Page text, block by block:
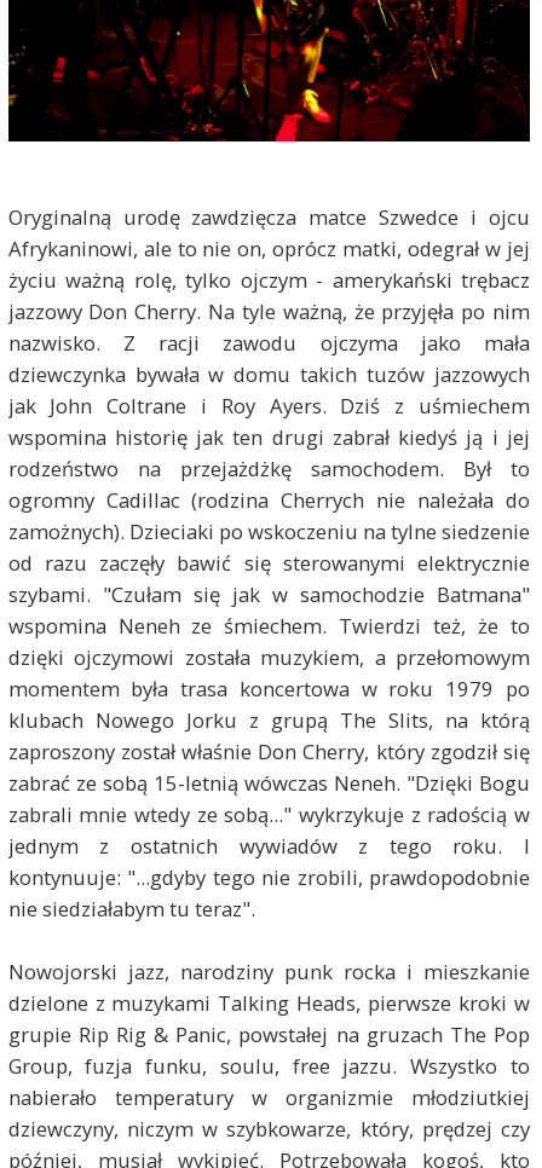
Oryginalną urodę zawdzięcza matce Szwedce i ojcu
Afrykaninowi, ale to nie on, oprócz matki, odegrał w jej
życiu ważną rolę, tylko ojczym - amerykański trębacz
jazzowy Don Cherry. Na tyle ważną, że przyjęła po nim
nazwisko. Z racji zawodu ojczyma jako mała
dziewczynka bywała w domu takich tuzów jazzowych
jak John Coltrane i Roy Ayers. Dziś z uśmiechem
wspomina historię jak ten drugi zabrał kiedyś ją i jej
rodzeństwo na przejażdżkę samochodem. Był to
ogromny Cadillac (rodzina Cherrych nie należała do
zamożnych). Dzieciaki po wskoczeniu na tylne siedzenie
od razu zaczęły bawić się sterowanymi elektrycznie
szybami. "Czułam się jak w samochodzie Batmana"
wspomina Neneh ze śmiechem. Twierdzi też, że to
dzięki ojczymowi została muzykiem, a przełomowym
momentem była trasa koncertowa w roku 1979 po
klubach Nowego Jorku z grupą The Slits, na którą
zaproszony został właśnie Don Cherry, który zgodził się
zabrać ze sobą 15-letnią wówczas Neneh. "Dzięki Bogu
zabrali mnie wtedy ze sobą..." wykrzykuje z radością w
jednym z ostatnich wywiadów z tego roku. I
kontynuuje: "...gdyby tego nie zrobili, prawdopodobnie
nie siedziałabym tu teraz".
Nowojorski jazz, narodziny punk rocka i mieszkanie
dzielone z muzykami Talking Heads, pierwsze kroki w
grupie Rip Rig & Panic, powstałej na gruzach The Pop
Group, fuzja funku, soulu, free jazzu. Wszystko to
nabierało temperatury w organizmie młodziutkiej
dziewczyny, niczym w szybkowarze, który, prędzej czy
później, musiał wykipieć. Potrzebowała kogoś, kto